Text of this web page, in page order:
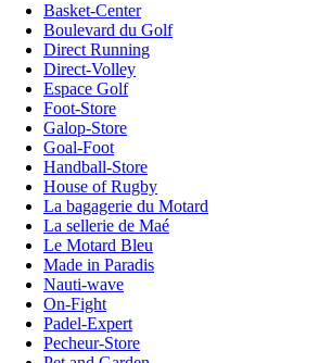
Basket-Center
Boulevard du Golf
Direct Running
Direct-Volley
Espace Golf
Foot-Store
Galop-Store
Goal-Foot
Handball-Store
House of Rugby
La bagagerie du Motard
La sellerie de Maé
Le Motard Bleu
Made in Paradis
Nauti-wave
On-Fight
Padel-Expert
Pecheur-Store